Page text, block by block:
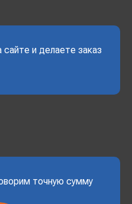
и делаете заказ
точную сумму